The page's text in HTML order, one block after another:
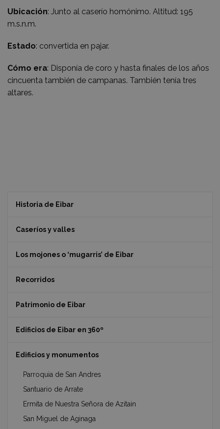
Ubicación: Junto al caserío homónimo. Altitud: 195
m.s.n.m.
Estado: convertida en pajar.
Cómo era: Disponía de coro y hasta finales de los años
cincuenta también de campanas. También tenía tres
altares.
Historia de Eibar
Caseríos y valles
Los mojones o ‘mugarris’ de Eibar
Recorridos
Patrimonio de Eibar
Edificios de Eibar en 360º
Edificios y monumentos
Parroquia de San Andres
Santuario de Arrate
Ermita de Nuestra Señora de Azitain
San Miguel de Aginaga